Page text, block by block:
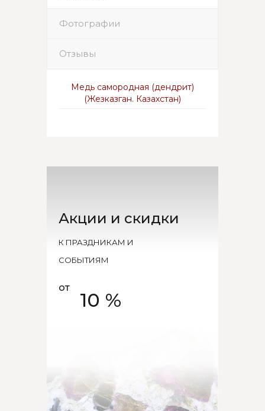
Фотографии
Отзывы
Медь самородная (дендрит)
(Жезказган. Казахстан)
Акции и скидки
К ПРАЗДНИКАМ И
СОБЫТИЯМ
от
10 %